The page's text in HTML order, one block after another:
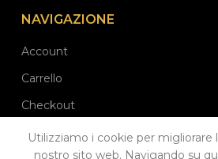
NAVIGAZIONE
Account
Carrello
Checkout
Utilizziamo i cookie per migliorare
nostro sito web. Navigando su